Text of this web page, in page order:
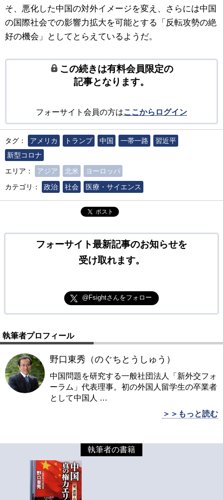
そ、悪化した中国の対外イメージを変え、さらには中国
の国際社会での影響力拡大を可能とする「反転攻勢の絶
好の機会」としてとらえているようだ。
この続きは有料会員限定の
記事となります。
フォーサイト会員の方はここからログイン
タグ： アメリカ トランプ 中国 一帯一路
習近平
新型コロナ
エリア：
アジア 北米
ヨーロッパ
カテゴリ：
政治 社会 医療・サイエンス
ポスト
フォーサイト最新記事のお知らせを
受け取れます。
@Fsightさんをフォロー
執筆者プロフィール
野口東秀（のぐちとうしゅう）
中国問題を研究する一般社団法人「新外交フォ
ーラム」代表理事。初の外国人留学生の卒業者
として中国人 …
＞＞もっと読む
執筆者の書籍